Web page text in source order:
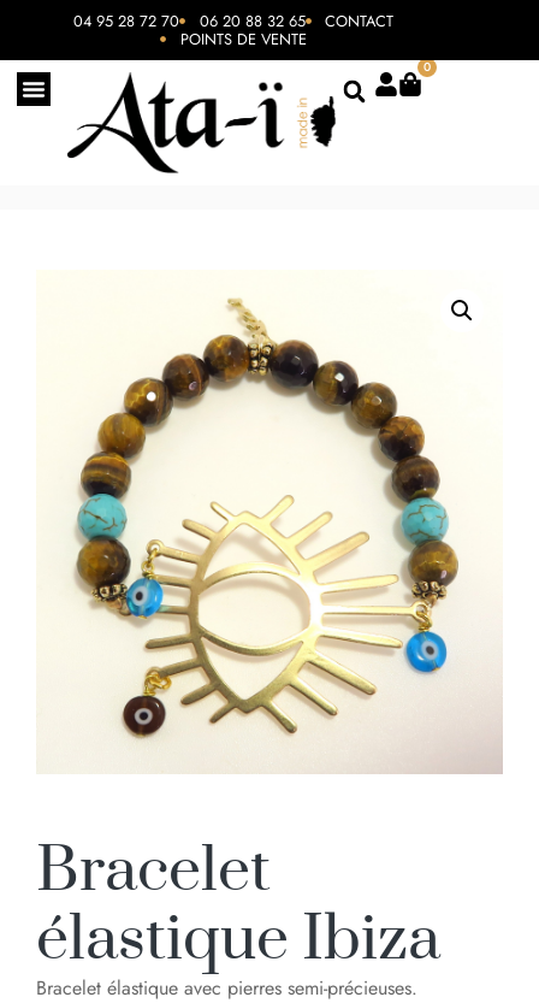
04 95 28 72 70 06 20 88 32 65 CONTACT
POINTS DE VENTE
0
Bracelet
élastique Ibiza
Bracelet élastique avec pierres semi-précieuses.